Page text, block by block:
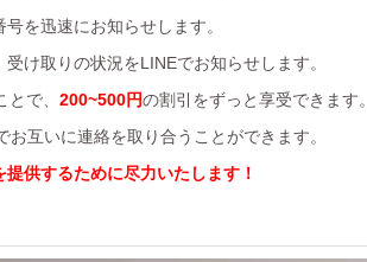
を迅速にお知らせします。
け取りの状況をLINEでお知らせします。
で、 200~500円の割引をずっと享受できます。
互いに連絡を取り合うことができます。
供するために尽力いたします！